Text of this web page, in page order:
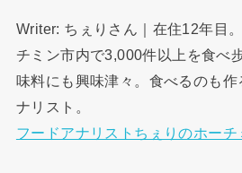
Writer: ちぇりさん｜在住12年目
チミン市内で3,000件以上を食べ
味料にも興味津々。食べるのも
ナリスト。
フードアナリストちぇりのホー